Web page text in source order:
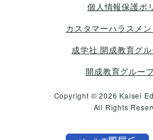
個人情報保護ポ
カスタマーハラスメ
成学社 開成教育グ
開成教育グルー
Copyright © 2026 Kaisei
All Rights